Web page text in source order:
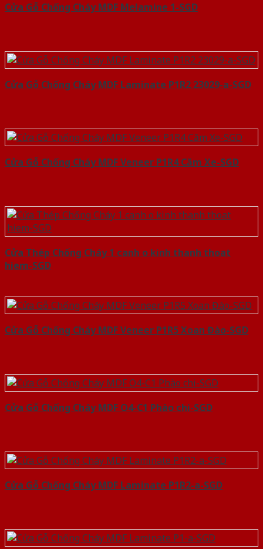
Cửa Gỗ Chống Cháy MDF Melamine 1-SGD
Cửa Gỗ Chống Cháy MDF Laminate P1R2 23029-a-SGD
Cửa Gỗ Chống Cháy MDF Veneer P1R4 Căm Xe-SGD
Cửa Thép Chống Cháy 1 canh o kinh thanh thoat
hiem-SGD
Cửa Gỗ Chống Cháy MDF Veneer P1R5 Xoan Đào-SGD
Cửa Gỗ Chống Cháy MDF O4-C1 Phào chi-SGD
Cửa Gỗ Chống Cháy MDF Laminate P1R2-a-SGD